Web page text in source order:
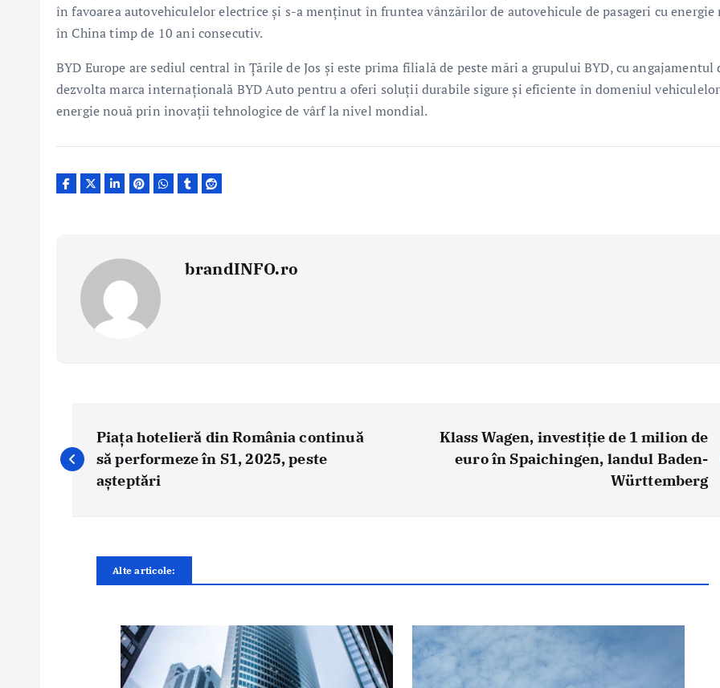
în favoarea autovehiculelor electrice și s-a menținut în fruntea vânzărilor de autovehicule de pasageri cu energie
în China timp de 10 ani consecutiv.
BYD Europe are sediul central în Țările de Jos și este prima filială de peste mări a grupului BYD, cu angajamentul
dezvolta marca internațională BYD Auto pentru a oferi soluții durabile sigure și eficiente în domeniul
energie nouă prin inovații tehnologice de vârf la nivel mondial.
brandINFO.ro
v
Piața hotelieră din România continuă
să performeze în S1, 2025, peste
așteptări
Klass Wagen, investiție de 1 milion de
euro în Spaichingen, landul Baden-
Württemberg
Alte articole: